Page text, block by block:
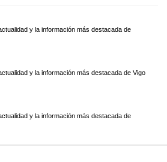
y la información más destacada de
y la información más destacada de Vigo
y la información más destacada de